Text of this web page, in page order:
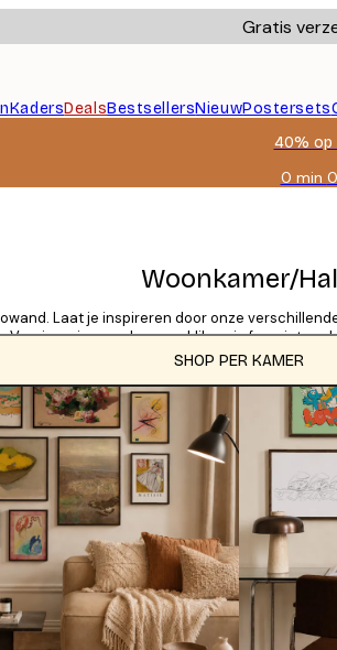
Gratis
KadersDealsBestsellersNieuwPostersets
40% op
0 min
09
Woonkamer/Hal
Laat je inspireren door onze
Vernieuw je woonkamer - klik op je favoriet om
CATEGORIEËN
Tegel
SHOP PER KAMER